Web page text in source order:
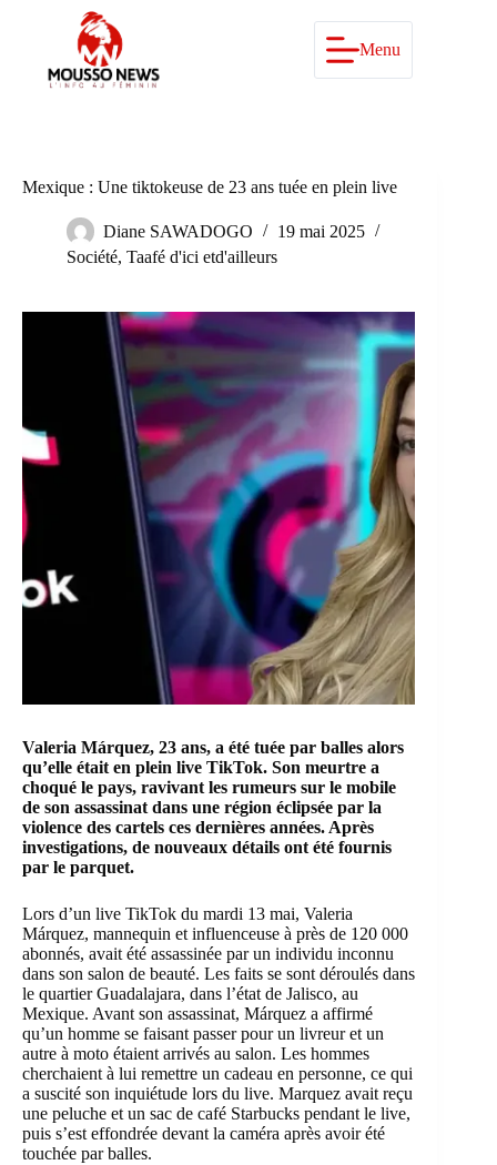
Menu
Mexique : Une tiktokeuse de 23 ans tuée en plein live
Diane SAWADOGO
19 mai 2025
Société, Taafé d'ici etd'ailleurs
Valeria Márquez, 23 ans, a été tuée par balles alors
qu’elle était en plein live TikTok. Son meurtre a
choqué le pays, ravivant les rumeurs sur le mobile
de son assassinat dans une région éclipsée par la
violence des cartels ces dernières années. Après
investigations, de nouveaux détails ont été fournis
par le parquet.
Lors d’un live TikTok du mardi 13 mai, Valeria
Márquez, mannequin et influenceuse à près de 120 000
abonnés, avait été assassinée par un individu inconnu
dans son salon de beauté. Les faits se sont déroulés dans
le quartier Guadalajara, dans l’état de Jalisco, au
Mexique. Avant son assassinat, Márquez a affirmé
qu’un homme se faisant passer pour un livreur et un
autre à moto étaient arrivés au salon. Les hommes
cherchaient à lui remettre un cadeau en personne, ce qui
a suscité son inquiétude lors du live. Marquez avait reçu
une peluche et un sac de café Starbucks pendant le live,
puis s’est effondrée devant la caméra après avoir été
touchée par balles.